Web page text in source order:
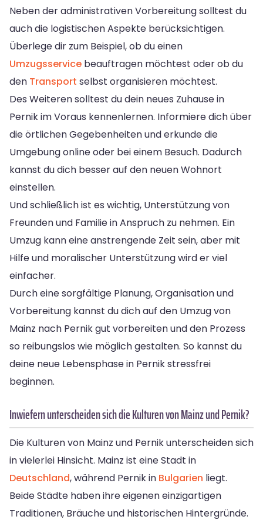
Neben der administrativen Vorbereitung solltest du
auch die logistischen Aspekte berücksichtigen.
Überlege dir zum Beispiel, ob du einen
Umzugsservice beauftragen möchtest oder ob du
den Transport selbst organisieren möchtest.
Des Weiteren solltest du dein neues Zuhause in
Pernik im Voraus kennenlernen. Informiere dich über
die örtlichen Gegebenheiten und erkunde die
Umgebung online oder bei einem Besuch. Dadurch
kannst du dich besser auf den neuen Wohnort
einstellen.
Und schließlich ist es wichtig, Unterstützung von
Freunden und Familie in Anspruch zu nehmen. Ein
Umzug kann eine anstrengende Zeit sein, aber mit
Hilfe und moralischer Unterstützung wird er viel
einfacher.
Durch eine sorgfältige Planung, Organisation und
Vorbereitung kannst du dich auf den Umzug von
Mainz nach Pernik gut vorbereiten und den Prozess
so reibungslos wie möglich gestalten. So kannst du
deine neue Lebensphase in Pernik stressfrei
beginnen.
Inwiefern unterscheiden sich die Kulturen von Mainz und Pernik?
Die Kulturen von Mainz und Pernik unterscheiden sich
in vielerlei Hinsicht. Mainz ist eine Stadt in
Deutschland, während Pernik in Bulgarien liegt.
Beide Städte haben ihre eigenen einzigartigen
Traditionen, Bräuche und historischen Hintergründe.